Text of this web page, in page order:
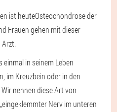
ist heuteOsteochondrose der
Frauen gehen mit dieser
in seinem Leben
im Kreuzbein oder in den
nennen diese Art von
Nerv im unteren